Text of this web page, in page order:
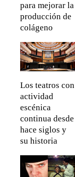
para mejorar la
producción de
colágeno
Los teatros con
actividad
escénica
continua desde
hace siglos y
su historia